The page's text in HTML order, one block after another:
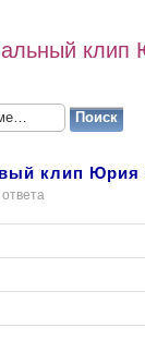
клип
клип Юрия